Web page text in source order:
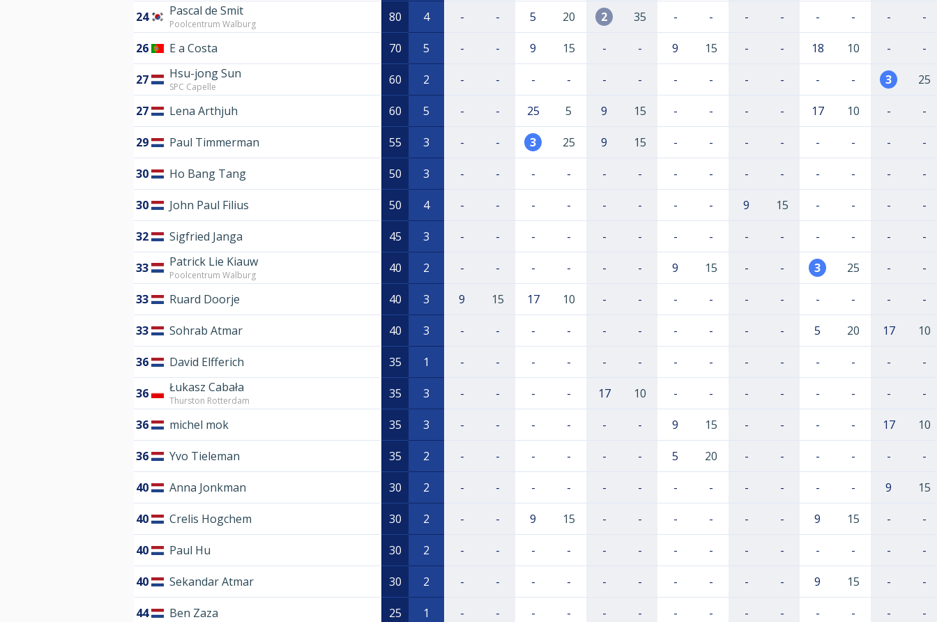
24 Pascal de Smit
Poolcentrum Walburg 80 4 - - 5 20 2 35 - - - - - - - -
26 E a Costa 70 5 - - 9 15 - - 9 15 - - 18 10 - -
27 Hsu-jong Sun
SPC Capelle 60 2 - - - - - - - - - - - - 3 25
27 Lena Arthjuh 60 5 - - 25 5 9 15 - - - - 17 10 - -
29 Paul Timmerman 55 3 - - 3 25 9 15 - - - - - - - -
30 Ho Bang Tang 50 3 - - - - - - - - - - - - - -
30 John Paul Filius 50 4 - - - - - - - - 9 15 - - - -
32 Sigfried Janga 45 3 - - - - - - - - - - - - - -
33 Patrick Lie Kiauw
Poolcentrum Walburg 40 2 - - - - - - 9 15 - - 3 25 - -
33 Ruard Doorje 40 3 9 15 17 10 - - - - - - - - - -
33 Sohrab Atmar 40 3 - - - - - - - - - - 5 20 17 10
36 David Elfferich 35 1 - - - - - - - - - - - - - -
36 Łukasz Cabała
Thurston Rotterdam 35 3 - - - - 17 10 - - - - - - - -
36 michel mok 35 3 - - - - - - 9 15 - - - - 17 10
36 Yvo Tieleman 35 2 - - - - - - 5 20 - - - - - -
40 Anna Jonkman 30 2 - - - - - - - - - - - - 9 15
40 Crelis Hogchem 30 2 - - 9 15 - - - - - - 9 15 - -
40 Paul Hu 30 2 - - - - - - - - - - - - - -
40 Sekandar Atmar 30 2 - - - - - - - - - - 9 15 - -
44 Ben Zaza 25 1 - - - - - - - - - - - - - -